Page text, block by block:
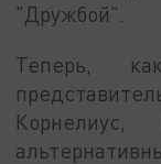
"Дружбой".
Теперь,